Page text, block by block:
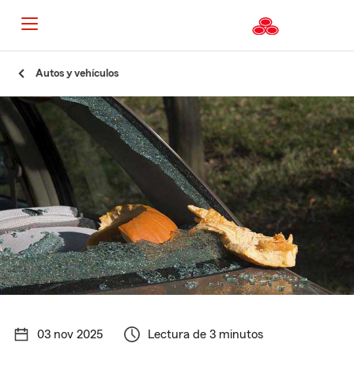
Autos y vehículos
03 nov 2025 Lectura de 3 minutos